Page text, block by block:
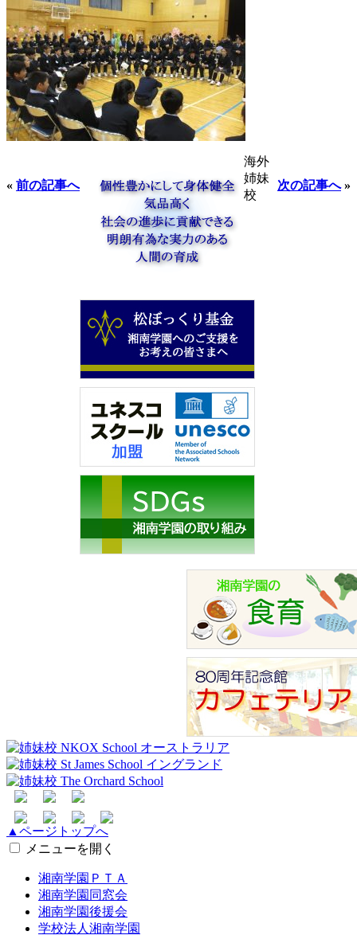
« 前の記事へ 次の記事へ»
海外
姉妹
校
▲ページトップへ
メニューを開く
湘南学園ＰＴＡ
湘南学園同窓会
湘南学園後援会
学校法人湘南学園